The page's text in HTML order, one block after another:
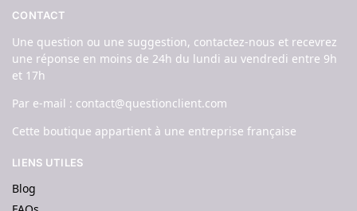
CONTACT
Une question ou une suggestion, contactez-nous et recevrez
une réponse en moins de 24h du lundi au vendredi entre 9h
et 17h
Par e-mail : contact@questionclient.com
Cette boutique appartient à une entreprise française
LIENS UTILES
Blog